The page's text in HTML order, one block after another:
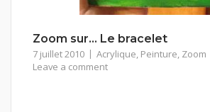
Zoom sur… Le bracelet
7 juillet 2010 Acrylique, Peinture, Zoom
Leave a comment